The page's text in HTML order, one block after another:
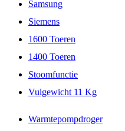
Samsung
Siemens
1600 Toeren
1400 Toeren
Stoomfunctie
Vulgewicht 11 Kg
Warmtepompdroger